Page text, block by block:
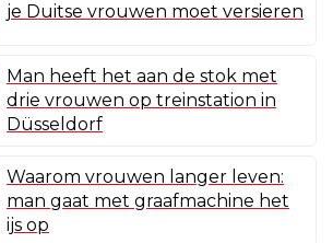
je Duitse vrouwen moet versieren
Man heeft het aan de stok met
drie vrouwen op treinstation in
Düsseldorf
Waarom vrouwen langer leven:
man gaat met graafmachine het
ijs op